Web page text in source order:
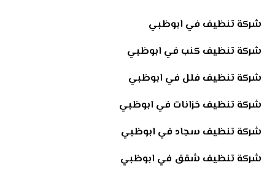
شركة تنظيف في ابوظبي
شركة تنظيف كنب في ابوظبي
شركة تنظيف فلل في ابوظبي
شركة تنظيف خزانات في ابوظبي
شركة تنظيف سجاد في ابوظبي
شركة تنظيف شقق في ابوظبي